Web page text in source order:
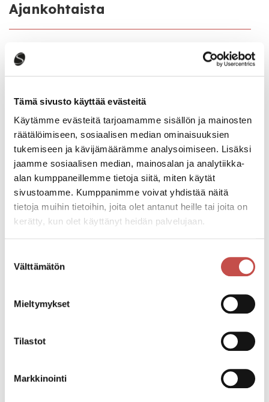
Tämä sivusto käyttää evästeitä
Käytämme evästeitä tarjoamamme sisällön ja mainosten
räätälöimiseen, sosiaalisen median ominaisuuksien
tukemiseen ja kävijämäärämme analysoimiseen. Lisäksi
jaamme sosiaalisen median, mainosalan ja analytiikka-
alan kumppaneillemme tietoja siitä, miten käytät
sivustoamme. Kumppanimme voivat yhdistää näitä
tietoja muihin tietoihin, joita olet antanut heille tai joita on
kerätty, kun olet käyttänyt heidän palvelujaan.
valinta
Välttämätön
Mieltymykset
Tilastot
Markkinointi
Ajankohtaista
Koulu alkaa keskiviikkona 12.8.2026
Lukio
Kesäajan ohjelmaa nuorille
Ajankohtaista 23.5.2024
Kesäyrittäjyysseteli
Ajankohtaista 31.3.2023
Lisää ajankohtaista
Tutustu myös
Saarijärven lukio Peda.net-palvelussa.
Avaa Peda.net